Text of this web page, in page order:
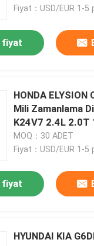
Kiti
Zinciri
Zinciri
Gergisi
Fiyat：USD/EUR 1-5
fiyat
HONDA
Mili Zamanlama
K24V7 2.4L
A00
MOQ：30 ADET
Fiyat：USD/EUR 1-5
fiyat
HYUNDAI KIA